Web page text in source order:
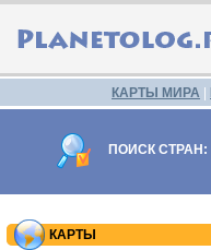
КАРТЫ МИРА
ПОИСК СТРАН:
КАРТЫ